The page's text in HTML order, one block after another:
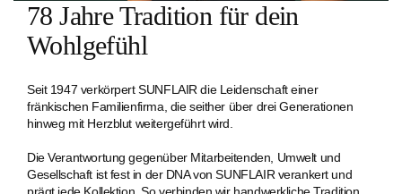
78 Jahre Tradition für dein
Wohlgefühl
Seit 1947 verkörpert SUNFLAIR die Leidenschaft einer
fränkischen Familien­firma, die seither über drei Generationen
hinweg mit Herzblut weitergeführt wird.
Die Verantwortung gegenüber Mitarbeitenden, Umwelt und
Gesellschaft ist fest in der DNA von SUNFLAIR verankert und